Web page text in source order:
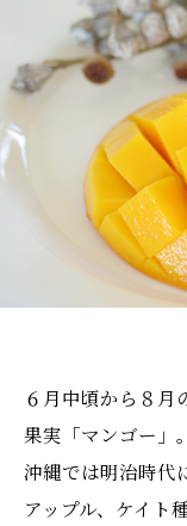
６月中頃から８月
果実「マンゴー」。
沖縄では明治時代
アップル、ケイト